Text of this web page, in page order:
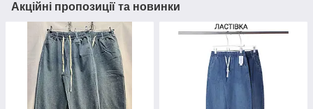
Акційні пропозиції та новинки